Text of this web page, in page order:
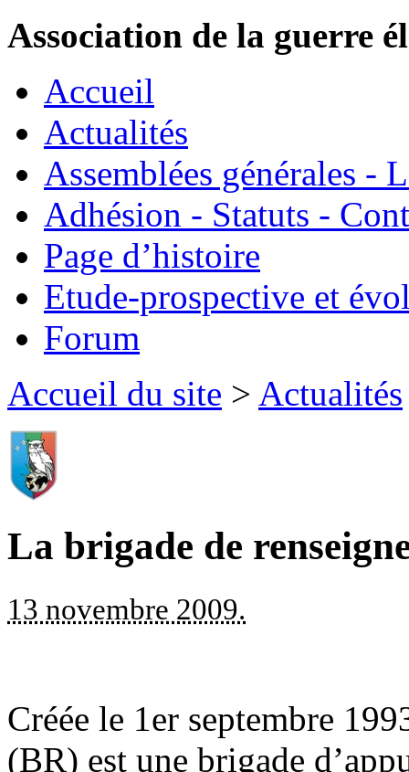
Association de la guerre
Accueil
Actualités
Assemblées générales -
Adhésion - Statuts -
Page d’histoire
Etude-prospective et
Forum
Accueil du site > Actualités
La brigade de
13 novembre 2009.
Créée le 1er septembre
(BR) est une brigade